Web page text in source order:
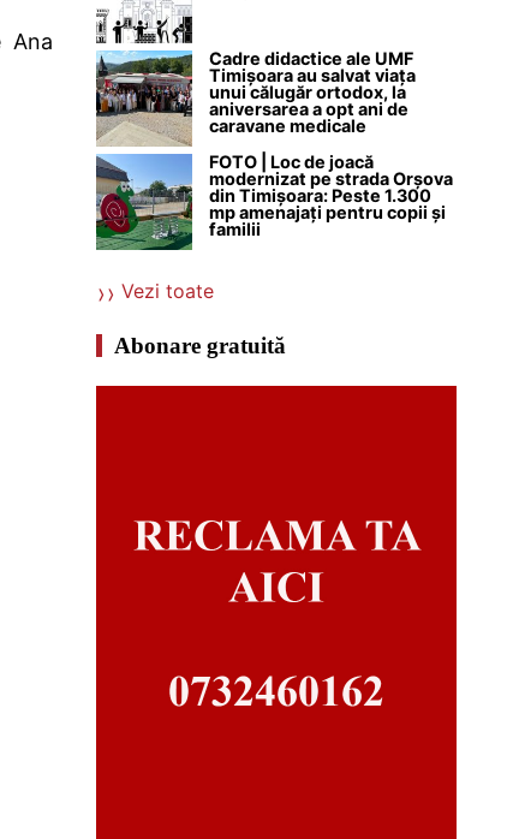
Ana
Cadre didactice ale UMF
Timișoara au salvat viața
unui călugăr ortodox, la
aniversarea a opt ani de
caravane medicale
FOTO | Loc de joacă
modernizat pe strada Orșova
din Timișoara: Peste 1.300
mp amenajați pentru copii și
familii
Vezi toate
Abonare gratuită